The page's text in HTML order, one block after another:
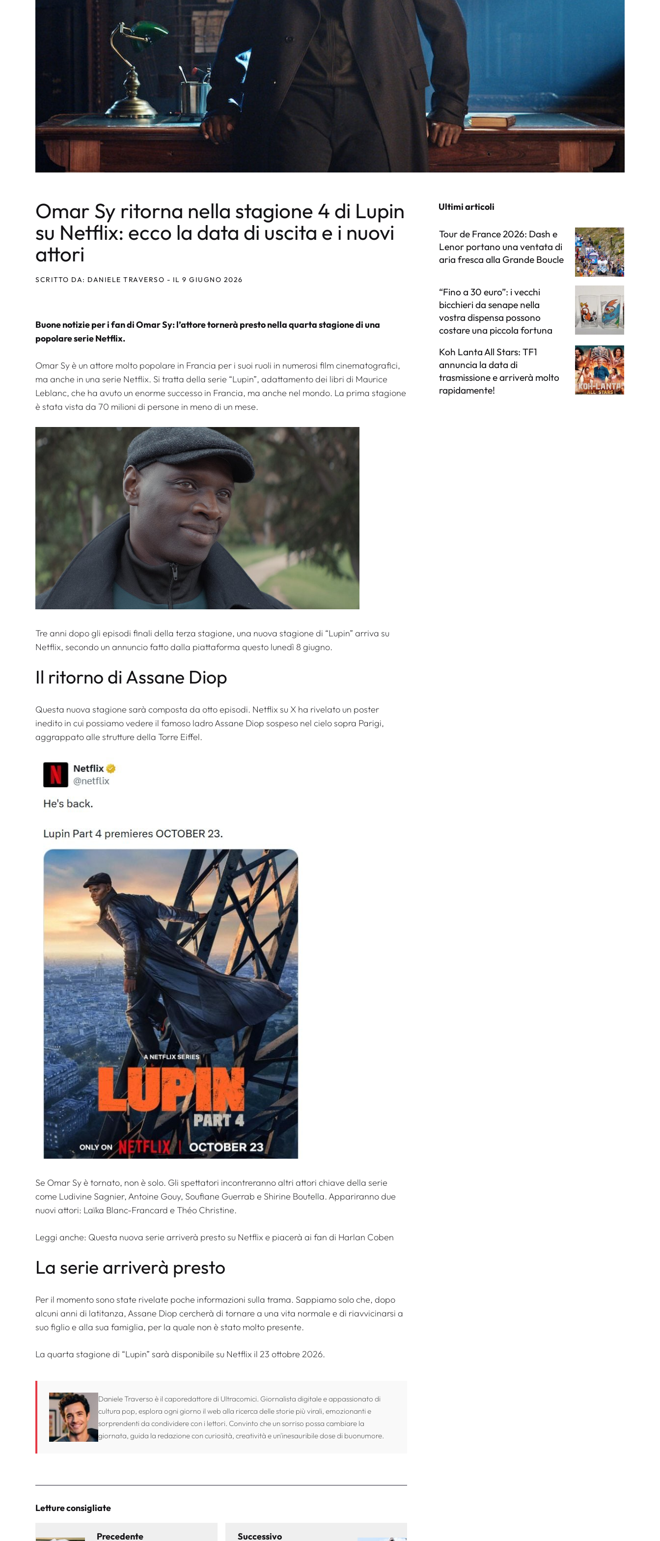
Omar Sy ritorna nella stagione 4 di Lupin
su Netflix: ecco la data di uscita e i nuovi
attori
SCRITTO DA: DANIELE TRAVERSO - IL 9 GIUGNO 2026
Buone notizie per i fan di Omar Sy: l’attore tornerà presto nella quarta stagione di una
popolare serie Netflix.
Omar Sy è un attore molto popolare in Francia per i suoi ruoli in numerosi film cinematografici,
ma anche in una serie Netflix. Si tratta della serie “Lupin”, adattamento dei libri di Maurice
Leblanc, che ha avuto un enorme successo in Francia, ma anche nel mondo. La prima stagione
è stata vista da 70 milioni di persone in meno di un mese.
Tre anni dopo gli episodi finali della terza stagione, una nuova stagione di “Lupin” arriva su
Netflix, secondo un annuncio fatto dalla piattaforma questo lunedì 8 giugno.
Il ritorno di Assane Diop
Questa nuova stagione sarà composta da otto episodi. Netflix su X ha rivelato un poster
inedito in cui possiamo vedere il famoso ladro Assane Diop sospeso nel cielo sopra Parigi,
aggrappato alle strutture della Torre Eiffel.
Se Omar Sy è tornato, non è solo. Gli spettatori incontreranno altri attori chiave della serie
come Ludivine Sagnier, Antoine Gouy, Soufiane Guerrab e Shirine Boutella. Appariranno due
nuovi attori: Laïka Blanc-Francard e Théo Christine.
Leggi anche: Questa nuova serie arriverà presto su Netflix e piacerà ai fan di Harlan Coben
La serie arriverà presto
Per il momento sono state rivelate poche informazioni sulla trama. Sappiamo solo che, dopo
alcuni anni di latitanza, Assane Diop cercherà di tornare a una vita normale e di riavvicinarsi a
suo figlio e alla sua famiglia, per la quale non è stato molto presente.
La quarta stagione di “Lupin” sarà disponibile su Netflix il 23 ottobre 2026.
Daniele Traverso è il caporedattore di Ultracomici. Giornalista digitale e appassionato di
cultura pop, esplora ogni giorno il web alla ricerca delle storie più virali, emozionanti e
sorprendenti da condividere con i lettori. Convinto che un sorriso possa cambiare la
giornata, guida la redazione con curiosità, creatività e un'inesauribile dose di buonumore.
Letture consigliate
Precedente Successivo
Ultimi articoli
Tour de France 2026: Dash e
Lenor portano una ventata di
aria fresca alla Grande Boucle
“Fino a 30 euro”: i vecchi
bicchieri da senape nella
vostra dispensa possono
costare una piccola fortuna
Koh Lanta All Stars: TF1
annuncia la data di
trasmissione e arriverà molto
rapidamente!